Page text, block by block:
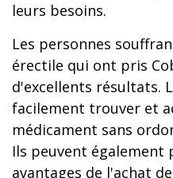
leurs besoins.
Les personnes
érectile qui ont pris
d'excellents résultats.
facilement trouver et
médicament sans
Ils peuvent
avantages de l'achat